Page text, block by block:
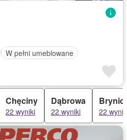
W pełni umeblowane
Chęciny
22 wyniki
Dąbrowa
22 wyniki 22